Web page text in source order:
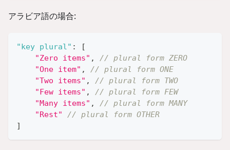
アラビア語の場合:
"key plural" :
[
"Zero items" ,
// plural form ZERO
"One item" ,
// plural form ONE
"Two items" ,
// plural form TWO
"Few items" ,
// plural form FEW
"Many items" ,
// plural form MANY
"Rest"
// plural form OTHER
]